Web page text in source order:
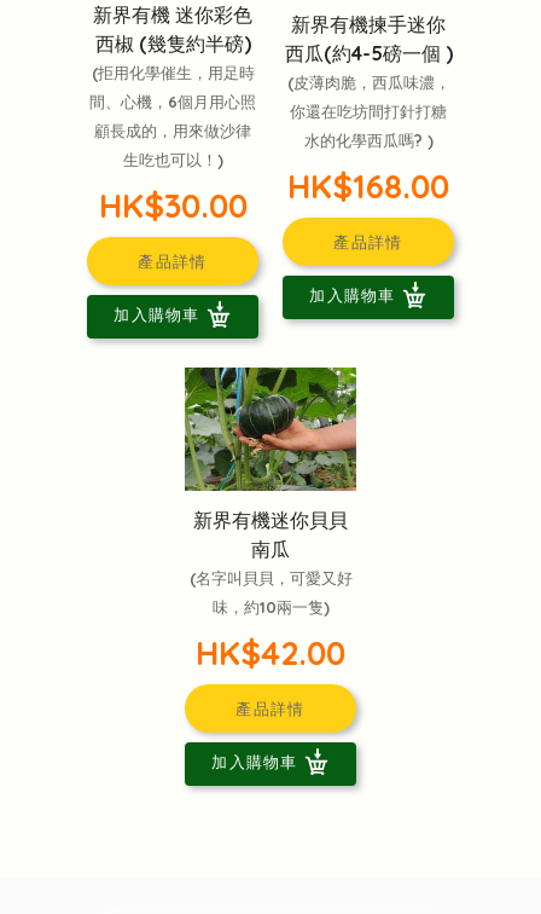
新界有機 迷你彩色
西椒 (幾隻約半磅)
(拒用化學催生，用足時
間、心機，6個月用心照
顧長成的，用來做沙律
生吃也可以！)
HK$30.00
產品詳情
加入購物車
新界有機揀手迷你
西瓜(約4-5磅一個 )
(皮薄肉脆，西瓜味濃，
你還在吃坊間打針打糖
水的化學西瓜嗎? )
HK$168.00
產品詳情
加入購物車
新界有機迷你貝貝
南瓜
(名字叫貝貝，可愛又好
味，約10兩一隻)
HK$42.00
產品詳情
加入購物車